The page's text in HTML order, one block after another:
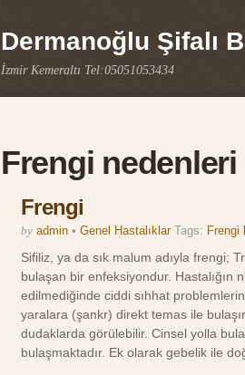
Dermanoğlu Şifalı
İzmir Kemeraltı Tel:05051053434
Frengi nedenleri
Frengi
by admin • Genel Hastalıklar Tags: Frengi
Sifiliz, ya da sık malum adıyla frengi;
bulaşan bir enfeksiyondur.
edilmediğinde ciddi sıhhat
yaralara (şankr) direkt temas ile
dudaklarda görülebilir. Cinsel yolla
bulaşmaktadır. Ek olarak gebelik ile